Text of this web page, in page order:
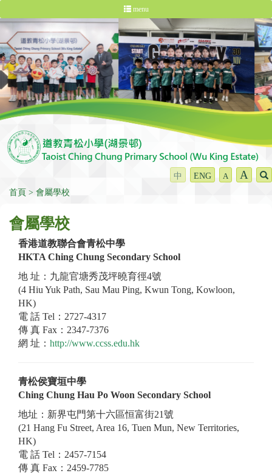
menu
中 ENG A A
首頁 會屬學校
會屬學校
香港道教聯合會青松中學
HKTA Ching Chung Secondary School
地 址：九龍官塘秀茂坪曉育徑4號
(4 Hiu Yuk Path, Sau Mau Ping, Kwun Tong, Kowloon,
HK)
電 話 Tel：2727-4317
傳 真 Fax：2347-7376
網 址： http://www.ccss.edu.hk
青松侯寶垣中學
Ching Chung Hau Po Woon Secondary School
地址：新界屯門第十六區恒富街21號
(21 Hang Fu Street, Area 16, Tuen Mun, New Territories,
HK)
電 話 Tel：2457-7154
傳 真 Fax：2459-7785